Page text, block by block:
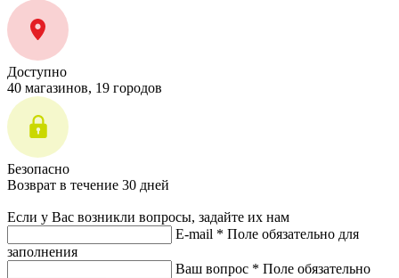
Доступно
40 магазинов, 19 городов
Безопасно
Возврат в течение 30 дней
Если у Вас возникли вопросы, задайте их нам
E-mail * Поле обязательно для
заполнения
Ваш вопрос * Поле обязательно